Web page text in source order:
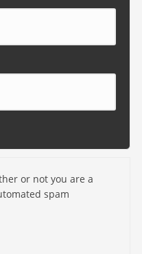
or not you are a
spam